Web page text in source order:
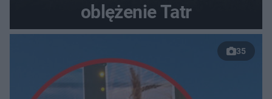
oblężenie Tatr
35